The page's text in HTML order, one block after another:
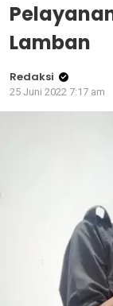
Lamban
Redaksi
25 Juni 2022 7:17 am